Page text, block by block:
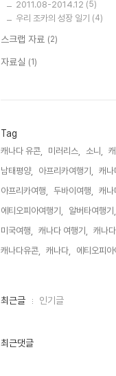
2011.08-2014.12 (5)
우리 조카의 성장 일기 (4)
스크랩 자료 (2)
자료실 (1)
Tag
캐나다 유콘, 미러리스, 소니,
남태평양,
아프리카여행기,
캐나
아프리카여행,
두바이여행,
캐나
에티오피아여행기,
알버타여행기,
미국여행,
캐나다 여행기, 캐나다
캐나다유콘,
캐나다, 에티오피아
최
인
최근글 인기글
최근댓글